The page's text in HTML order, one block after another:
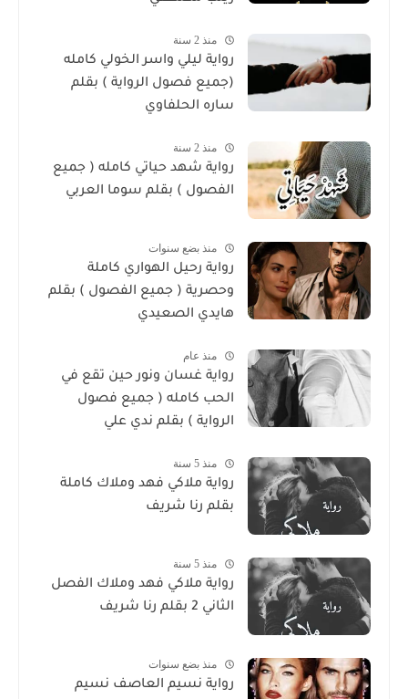
منذ 2 سنة
رواية ليلي واسر الخولي كامله
(جميع فصول الرواية ) بقلم
ساره الحلفاوي
منذ 2 سنة
رواية شهد حياتي كامله ( جميع
الفصول ) بقلم سوما العربي
منذ بضع سنوات
رواية رحيل الهواري كاملة
وحصرية ( جميع الفصول ) بقلم
هايدي الصعيدي
منذ عام
رواية غسان ونور حين تقع في
الحب كامله ( جميع فصول
الرواية ) بقلم ندي علي
منذ 5 سنة
رواية ملاكي فهد وملاك كاملة
بقلم رنا شريف
منذ 5 سنة
رواية ملاكي فهد وملاك الفصل
الثاني 2 بقلم رنا شريف
منذ بضع سنوات
رواية نسيم العاصف نسيم